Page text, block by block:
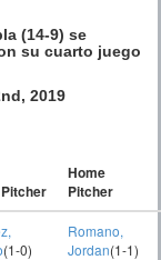
(14-9) se
su cuarto juego
2019
Home
Pitcher
(1-0)
Romano,
Jordan(1-1)